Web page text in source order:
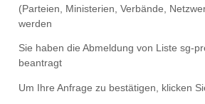
(Parteien, Ministerien, Verbände,
werden
Sie haben die Abmeldung von Liste sg-
beantragt
Um Ihre Anfrage zu bestätigen, klicken